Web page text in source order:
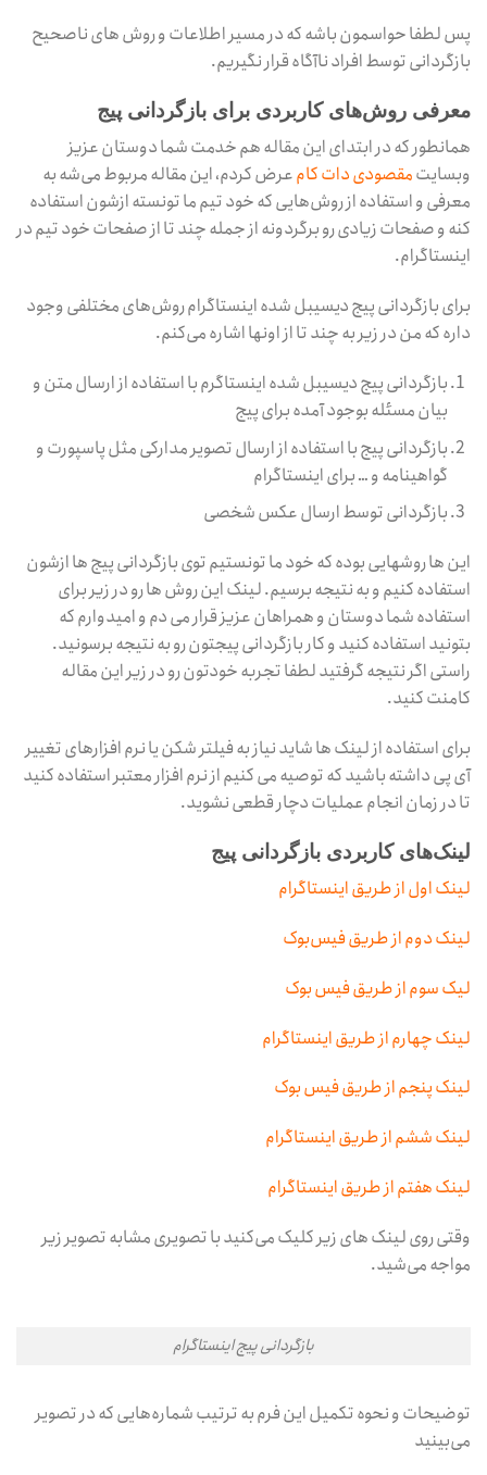
پس لطفا حواسمون باشه که در مسیر اطلاعات و روش های ناصحیح
بازگردانی توسط افراد ناآگاه قرار نگیریم.
معرفی روش‌های کاربردی برای بازگردانی پیج
همانطور که در ابتدای این مقاله هم خدمت شما دوستان عزیز
وبسایتمقصودی دات کامعرض کردم، این مقاله مربوط می‌شه به
معرفی و استفاده از روش‌هایی که خود تیم ما تونسته ازشون استفاده
کنه و صفحات زیادی رو برگردونه از جمله چند تا از صفحات خود تیم در
اینستاگرام.
برای بازگردانی پیج دیسیبل شده اینستاگرام روش‌های مختلفی وجود
داره که من در زیر به چند تا از اونها اشاره می‌کنم.
بازگردانی پیج دیسیبل شده اینستاگرم با استفاده از ارسال متن و
بیان مسئله بوجود آمده برای پیج
بازگردانی پیج با استفاده از ارسال تصویر مدارکی مثل پاسپورت و
گواهینامه و … برای اینستاگرام
بازگردانی توسط ارسال عکس شخصی
این ها روشهایی بوده که خود ما تونستیم توی بازگردانی پیج ها ازشون
استفاده کنیم و به نتیجه برسیم. لینک این روش ها رو در زیر برای
استفاده شما دوستان و همراهان عزیز قرار می دم و امیدوارم که
بتونید استفاده کنید و کار بازگردانی پیجتون رو به نتیجه برسونید.
راستی اگر نتیجه گرفتید لطفا تجربه خودتون رو در زیر این مقاله
کامنت کنید.
برای استفاده از لینک ها شاید نیاز به فیلتر شکن یا نرم افزارهای تغییر
آی پی داشته باشید که توصیه می کنیم از نرم افزار معتبر استفاده کنید
تا در زمان انجام عملیات دچار قطعی نشوید.
لینک‌های کاربردی بازگردانی پیج
لینک اول از طریق اینستاگرام
لینک دوم از طریق فیس‌بوک
لیک سوم از طریق فیس بوک
لینک چهارم از طریق اینستاگرام
لینک پنجم از طریق فیس بوک
لینک ششم از طریق اینستاگرام
لینک هفتم از طریق اینستاگرام
وقتی روی لینک های زیر کلیک می‌کنید با تصویری مشابه تصویر زیر
مواجه می‌شید.
بازگردانی پیج اینستاگرام
توضیحات و نحوه تکمیل این فرم به ترتیب شماره‌هایی که در تصویر
می‌بینید